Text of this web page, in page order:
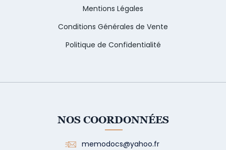
Mentions Légales
Conditions Générales de Vente
Politique de Confidentialité
NOS COORDONNÉES
memodocs@yahoo.fr